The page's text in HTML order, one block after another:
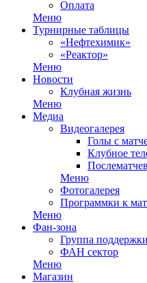
Оплата
Меню
Турнирные таблицы
«Нефтехимик»
«Реактор»
Меню
Новости
Клубная жизнь
Меню
Медиа
Видеогалерея
Голы с
Клубное
Меню
Фотогалерея
Программки к
Меню
Фан-зона
Группа поддержки
ФАН сектор
Меню
Магазин